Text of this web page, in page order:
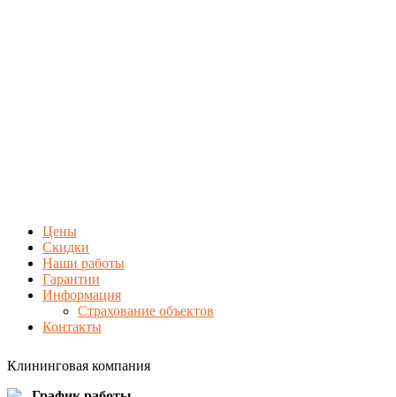
Цены
Скидки
Наши работы
Гарантии
Информация
Страхование объектов
Контакты
Клининговая компания